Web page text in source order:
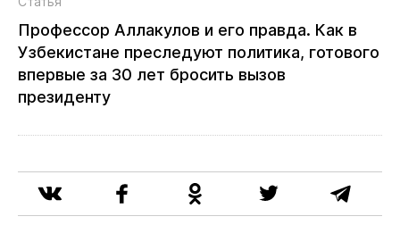
Профессор Аллакулов и его правда. Как в
Узбекистане преследуют политика, готового
впервые за 30 лет бросить вызов
президенту